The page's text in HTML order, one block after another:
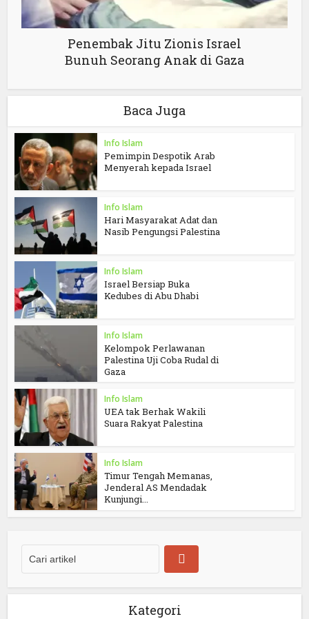
Penembak Jitu Zionis Israel
Bunuh Seorang Anak di Gaza
Baca Juga
Info Islam
Pemimpin Despotik Arab
Menyerah kepada Israel
Info Islam
Hari Masyarakat Adat dan
Nasib Pengungsi Palestina
Info Islam
Israel Bersiap Buka
Kedubes di Abu Dhabi
Info Islam
Kelompok Perlawanan
Palestina Uji Coba Rudal di
Gaza
Info Islam
UEA tak Berhak Wakili
Suara Rakyat Palestina
Info Islam
Timur Tengah Memanas,
Jenderal AS Mendadak
Kunjungi...
Kategori